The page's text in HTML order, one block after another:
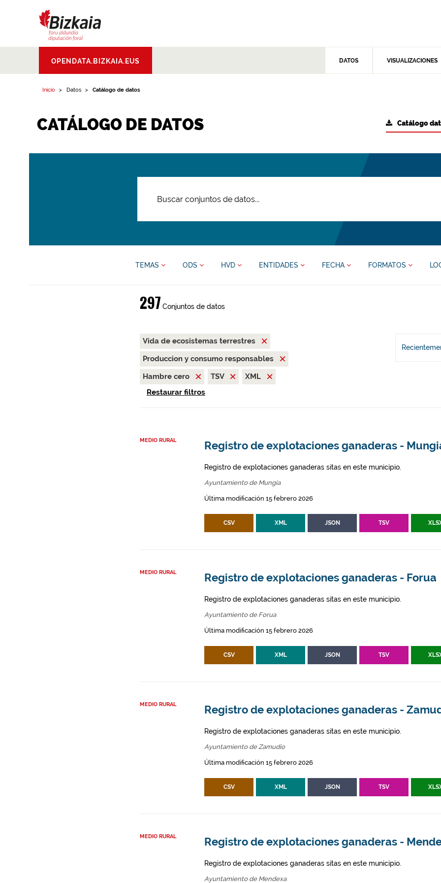
Aldundia.Diputacion
Foral de Bizkaia
OPENDATA.BIZKAIA.EUS DATOS VISUALIZACIONES
Inicio Datos Catálogo de datos
CATÁLOGO DE DATOS Catálogo
TEMAS ODS HVD ENTIDADES FECHA FORMATOS
297 Conjuntos de datos
Vida de ecosistemas terrestres
Produccion y consumo responsables
Hambre cero
TSV
XML
Restaurar filtros
MEDIO RURAL Registro de explotaciones ganaderas -
Registro de explotaciones ganaderas sitas en este municipio.
Ayuntamiento de Mungia
Última modificación 15 febrero 2026
CSV XML JSON TSV
MEDIO RURAL Registro de explotaciones ganaderas - Forua
Registro de explotaciones ganaderas sitas en este municipio.
Ayuntamiento de Forua
Última modificación 15 febrero 2026
CSV XML JSON TSV
MEDIO RURAL Registro de explotaciones ganaderas -
Registro de explotaciones ganaderas sitas en este municipio.
Ayuntamiento de Zamudio
Última modificación 15 febrero 2026
CSV XML JSON TSV
MEDIO RURAL Registro de explotaciones ganaderas -
Registro de explotaciones ganaderas sitas en este municipio.
Ayuntamiento de Mendexa